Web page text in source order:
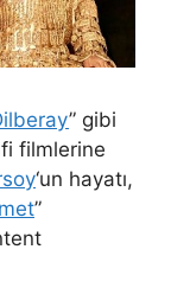
” gibi
filmlerine
‘un hayatı,
”